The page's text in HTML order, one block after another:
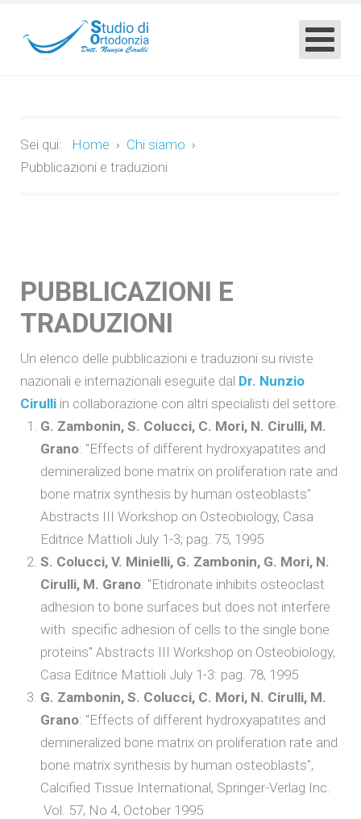
Sei qui: Home
Chi siamo
Pubblicazioni e traduzioni
PUBBLICAZIONI E
TRADUZIONI
Un elenco delle pubblicazioni e traduzioni su riviste
nazionali e internazionali eseguite dal Dr. Nunzio
Cirulli in collaborazione con altri specialisti del settore.
G. Zambonin, S. Colucci, C. Mori, N. Cirulli, M.
Grano: "Effects of different hydroxyapatites and
demineralized bone matrix on proliferation rate and
bone matrix synthesis by human osteoblasts"
Abstracts III Workshop on Osteobiology, Casa
Editrice Mattioli July 1-3; pag. 75, 1995
S. Colucci, V. Minielli, G. Zambonin, G. Mori, N.
Cirulli, M. Grano: "Etidronate inhibits osteoclast
adhesion to bone surfaces but does not interfere
with specific adhesion of cells to the single bone
proteins" Abstracts III Workshop on Osteobiology,
Casa Editrice Mattioli July 1-3: pag. 78, 1995
G. Zambonin, S. Colucci, C. Mori, N. Cirulli, M.
Grano: "Effects of different hydroxyapatites and
demineralized bone matrix on proliferation rate and
bone matrix synthesis by human osteoblasts",
Calcified Tissue International, Springer-Verlag Inc.
Vol. 57, No 4, October 1995